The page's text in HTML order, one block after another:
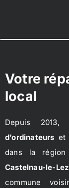
Votre
local
Depuis
d’ordinateurs et
dans la
Castelnau-le-Lez
commune